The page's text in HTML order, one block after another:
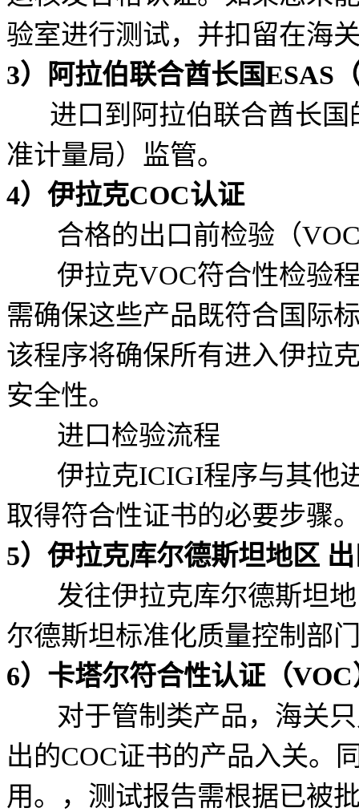
验室进行测试，并扣留在海
3）阿拉伯联合酋长国ESAS
进口到阿拉伯联合酋长国
准计量局）监管。
4）伊拉克COC认证
合格的出口前检验（
伊拉克VOC符合性检验程
需确保这些产品既符合国际
该程序将确保所有进入伊拉
安全性。
进口检验流程
伊拉克ICIGI程序与其他
取得符合性证书的必要步骤
5）伊拉克库尔德斯坦地区
发往伊拉克库尔德斯坦地
尔德斯坦标准化质量控制部
6）卡塔尔符合性认证（VOC
对于管制类产品，海关只
出的COC证书的产品入关。
用。，测试报告需根据已被